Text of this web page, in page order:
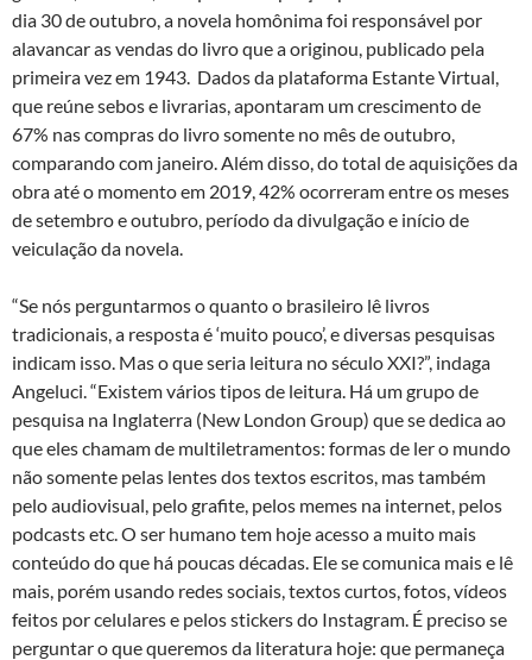
dia 30 de outubro, a novela homônima foi responsável por
alavancar as vendas do livro que a originou, publicado pela
primeira vez em 1943. Dados da plataforma Estante Virtual,
que reúne sebos e livrarias, apontaram um crescimento de
67% nas compras do livro somente no mês de outubro,
comparando com janeiro. Além disso, do total de aquisições da
obra até o momento em 2019, 42% ocorreram entre os meses
de setembro e outubro, período da divulgação e início de
veiculação da novela.
“Se nós perguntarmos o quanto o brasileiro lê livros
tradicionais, a resposta é ‘muito pouco’, e diversas pesquisas
indicam isso. Mas o que seria leitura no século XXI?”, indaga
Angeluci. “Existem vários tipos de leitura. Há um grupo de
pesquisa na Inglaterra (New London Group) que se dedica ao
que eles chamam de multiletramentos: formas de ler o mundo
não somente pelas lentes dos textos escritos, mas também
pelo audiovisual, pelo grafite, pelos memes na internet, pelos
podcasts etc. O ser humano tem hoje acesso a muito mais
conteúdo do que há poucas décadas. Ele se comunica mais e lê
mais, porém usando redes sociais, textos curtos, fotos, vídeos
feitos por celulares e pelos stickers do Instagram. É preciso se
perguntar o que queremos da literatura hoje: que permaneça